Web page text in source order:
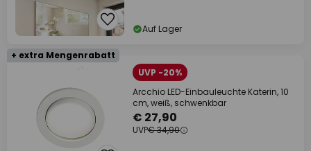
Auf Lager
+ extra Mengenrabatt
UVP -20%
Arcchio LED-Einbauleuchte Katerin, 10
cm, weiß, schwenkbar
€ 27,90
UVP€ 34,90